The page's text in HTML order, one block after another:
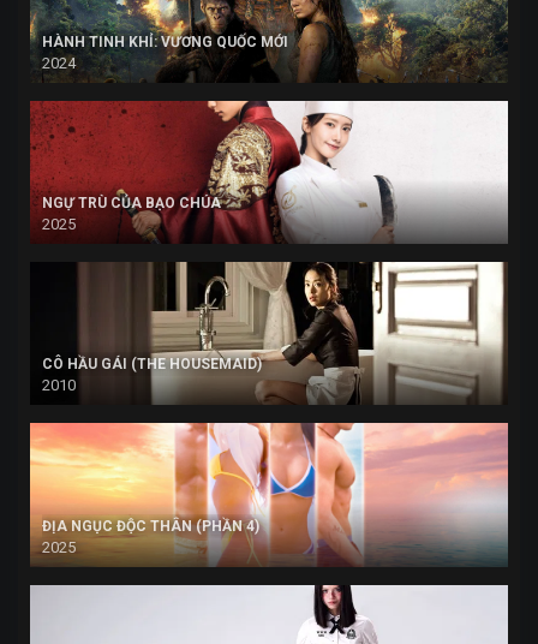
HÀNH TINH KHỈ: VƯƠNG QUỐC MỚI
2024
NGỰ TRÙ CỦA BẠO CHÚA
2025
CÔ HẦU GÁI (THE HOUSEMAID)
2010
ĐỊA NGỤC ĐỘC THÂN (PHẦN 4)
2025